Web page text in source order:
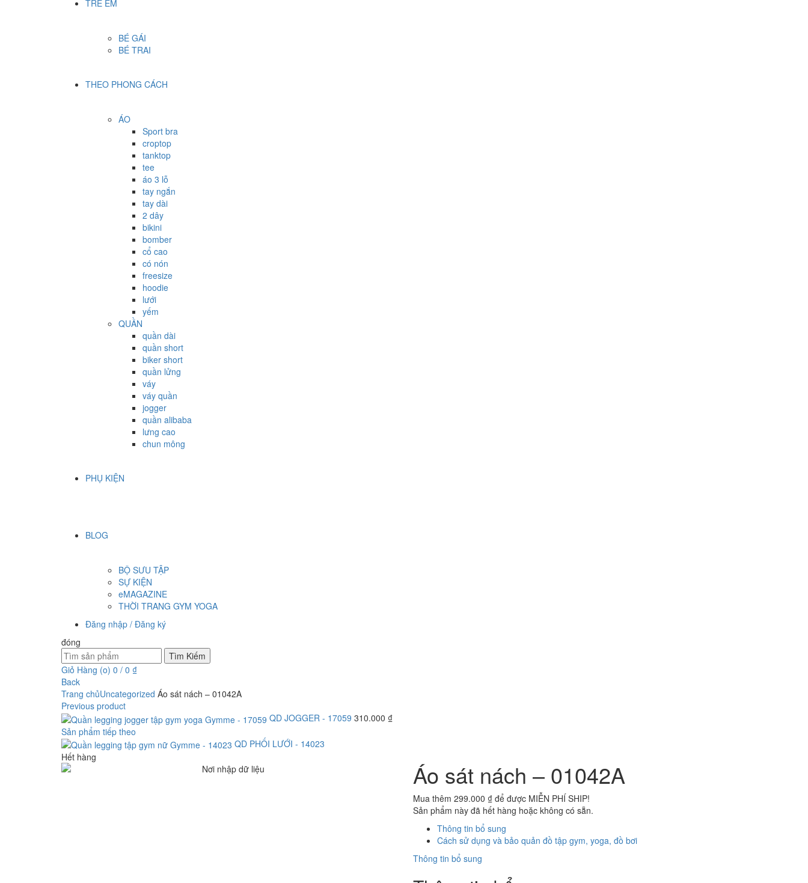
TRẺ EM
BÉ GÁI
BÉ TRAI
THEO PHONG CÁCH
ÁO
Sport bra
croptop
tanktop
tee
áo 3 lỗ
tay ngắn
tay dài
2 dây
bikini
bomber
cổ cao
có nón
freesize
hoodie
lưới
yếm
QUẦN
quần dài
quần short
biker short
quần lửng
váy
váy quần
jogger
quần alibaba
lưng cao
chun mông
PHỤ KIỆN
BLOG
BỘ SƯU TẬP
SỰ KIỆN
eMAGAZINE
THỜI TRANG GYM YOGA
Đăng nhập / Đăng ký
đóng
Tìm:
Tìm Kiếm
Giỏ Hàng (o) 0 / 0 ₫
Back
Trang chủUncategorized Áo sát nách – 01042A
Previous product
QD JOGGER - 17059 310.000 ₫
Sản phẩm tiếp theo
QD PHỐI LƯỚI - 14023
Hết hàng
Áo sát nách – 01042A
Mua thêm 299.000 ₫ để được MIỄN PHÍ SHIP!
Sản phẩm này đã hết hàng hoặc không có sẵn.
Thông tin bổ sung
Cách sử dụng và bảo quản đồ tập gym, yoga, đồ bơi
Thông tin bổ sung